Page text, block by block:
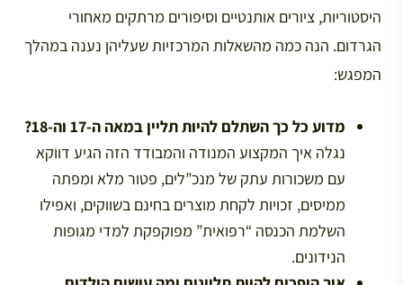
היסטוריות, ציורים אותנטיים וסיפורים מרתקים מאחורי
הגרדום. הנה כמה מהשאלות המרכזיות שעליהן נענה במהלך
המפגש:
מדוע כל כך השתלם להיות תליין במאה ה-17 וה-18?
נגלה איך המקצוע המנודה והמבודד הזה הגיע דווקא
עם משכורות עתק של מנכ”לים, פטור מלא ומפתה
ממיסים, זכויות לקחת מוצרים בחינם בשווקים, ואפילו
השלמת הכנסה “רפואית” מפוקפקת למדי מגופות
הנידונים.